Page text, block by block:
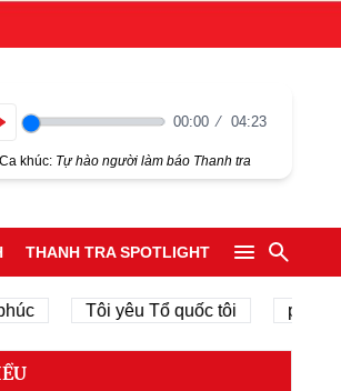
00:00 04:23
Ca khúc: Tự hào người làm báo Thanh tra
THANH TRA SPOTLIGHT
Tôi yêu Tổ quốc tôi phát triển